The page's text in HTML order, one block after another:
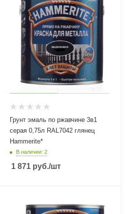
Грунт эмаль по ржавчине 3в1
серая 0,75л RAL7042 глянец
Hammerite*
В наличии: 2
1 871 руб./шт